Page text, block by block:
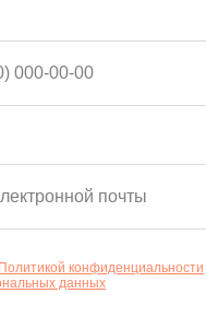
Политикой конфиденциальности
данных